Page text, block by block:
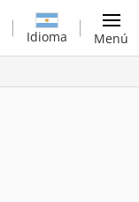
Idioma Menú